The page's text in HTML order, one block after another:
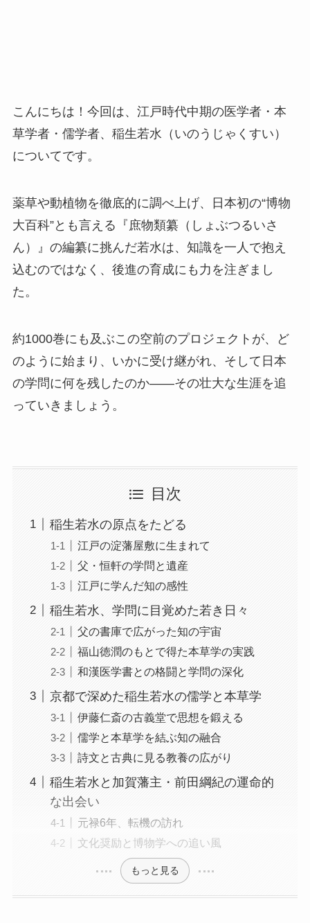
こんにちは！今回は、江戸時代中期の医学者・本
草学者・儒学者、稲生若水（いのうじゃくすい）
についてです。
薬草や動植物を徹底的に調べ上げ、日本初の“博物
大百科”とも言える『庶物類纂（しょぶつるいさ
ん）』の編纂に挑んだ若水は、知識を一人で抱え
込むのではなく、後進の育成にも力を注ぎまし
た。
約1000巻にも及ぶこの空前のプロジェクトが、ど
のように始まり、いかに受け継がれ、そして日本
の学問に何を残したのか――その壮大な生涯を追
っていきましょう。
目次
稲生若水の原点をたどる
江戸の淀藩屋敷に生まれて
父・恒軒の学問と遺産
江戸に学んだ知の感性
稲生若水、学問に目覚めた若き日々
父の書庫で広がった知の宇宙
福山徳潤のもとで得た本草学の実践
和漢医学書との格闘と学問の深化
京都で深めた稲生若水の儒学と本草学
伊藤仁斎の古義堂で思想を鍛える
儒学と本草学を結ぶ知の融合
詩文と古典に見る教養の広がり
稲生若水と加賀藩主・前田綱紀の運命的
な出会い
元禄6年、転機の訪れ
文化奨励と博物学への追い風
もっと見る